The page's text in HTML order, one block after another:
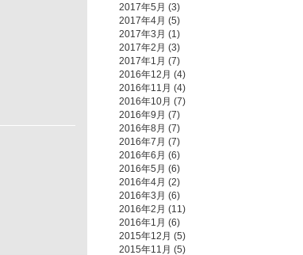
2017年5月 (3)
2017年4月 (5)
2017年3月 (1)
2017年2月 (3)
2017年1月 (7)
2016年12月 (4)
2016年11月 (4)
2016年10月 (7)
2016年9月 (7)
2016年8月 (7)
2016年7月 (7)
2016年6月 (6)
2016年5月 (6)
2016年4月 (2)
2016年3月 (6)
2016年2月 (11)
2016年1月 (6)
2015年12月 (5)
2015年11月 (5)